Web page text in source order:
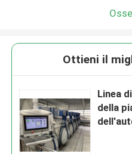
Ottieni il
Linea
della